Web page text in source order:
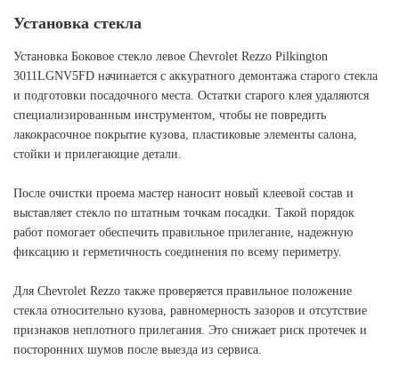
Установка стекла
Установка Боковое стекло левое Chevrolet Rezzo Pilkington
3011LGNV5FD начинается с аккуратного демонтажа старого стекла
и подготовки посадочного места. Остатки старого клея удаляются
специализированным инструментом, чтобы не повредить
лакокрасочное покрытие кузова, пластиковые элементы салона,
стойки и прилегающие детали.
После очистки проема мастер наносит новый клеевой состав и
выставляет стекло по штатным точкам посадки. Такой порядок
работ помогает обеспечить правильное прилегание, надежную
фиксацию и герметичность соединения по всему периметру.
Для Chevrolet Rezzo также проверяется правильное положение
стекла относительно кузова, равномерность зазоров и отсутствие
признаков неплотного прилегания. Это снижает риск протечек и
посторонних шумов после выезда из сервиса.